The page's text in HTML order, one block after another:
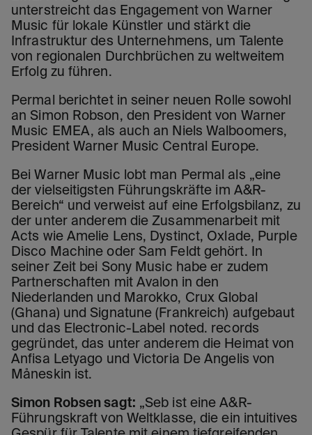
unterstreicht das Engagement von Warner
Music für lokale Künstler und stärkt die
Infrastruktur des Unternehmens, um Talente
von regionalen Durchbrüchen zu weltweitem
Erfolg zu führen.
Permal berichtet in seiner neuen Rolle sowohl
an Simon Robson, den President von Warner
Music EMEA, als auch an Niels Walboomers,
President Warner Music Central Europe.
Bei Warner Music lobt man Permal als „eine
der vielseitigsten Führungskräfte im A&R-
Bereich“ und verweist auf eine Erfolgsbilanz, zu
der unter anderem die Zusammenarbeit mit
Acts wie Amelie Lens, Dystinct, Oxlade, Purple
Disco Machine oder Sam Feldt gehört. In
seiner Zeit bei Sony Music habe er zudem
Partnerschaften mit Avalon in den
Niederlanden und Marokko, Crux Global
(Ghana) und Signatune (Frankreich) aufgebaut
und das Electronic-Label noted. records
gegründet, das unter anderem die Heimat von
Anfisa Letyago und Victoria De Angelis von
Måneskin ist.
Simon Robsen sagt: „Seb ist eine A&R-
Führungskraft von Weltklasse, die ein intuitives